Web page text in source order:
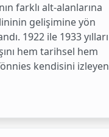
farklı alt-alanlarına
gelişimine yön
1922 ile 1933 yılları
hem tarihsel hem
kendisini izleyen